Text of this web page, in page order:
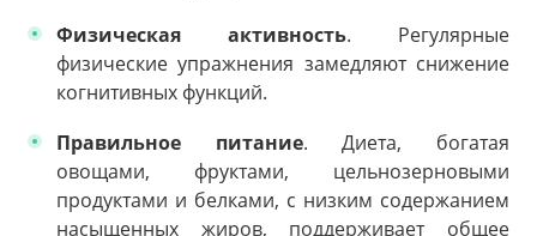
Физическая активность. Регулярные
физические упражнения замедляют снижение
когнитивных функций.
Правильное питание. Диета, богатая
овощами, фруктами, цельнозерновыми
продуктами и белками, с низким содержанием
насыщенных жиров, поддерживает общее